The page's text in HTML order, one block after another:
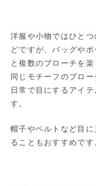
洋服や小物ではひと
どですが、バッグや
と複数のブローチを楽
同じモチーフのブロ
日常で目にするアイ
す。
帽子やベルトなど目
ることもおすすめです